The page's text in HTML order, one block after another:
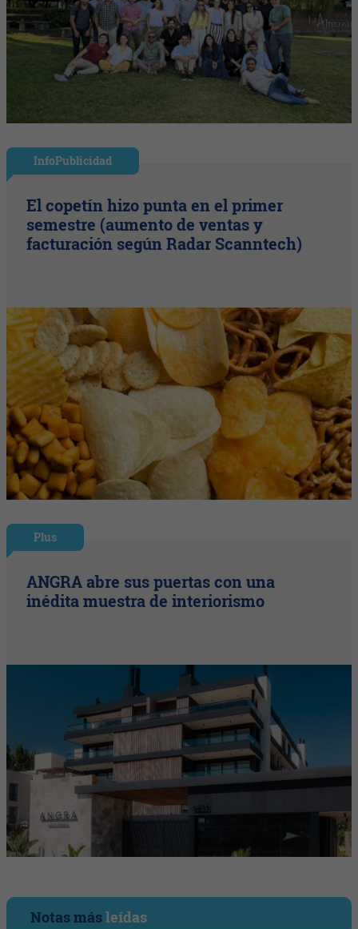
InfoPublicidad
El copetín hizo punta en el primer
semestre (aumento de ventas y
facturación según Radar Scanntech)
Plus
ANGRA abre sus puertas con una
inédita muestra de interiorismo
Notas másleídas